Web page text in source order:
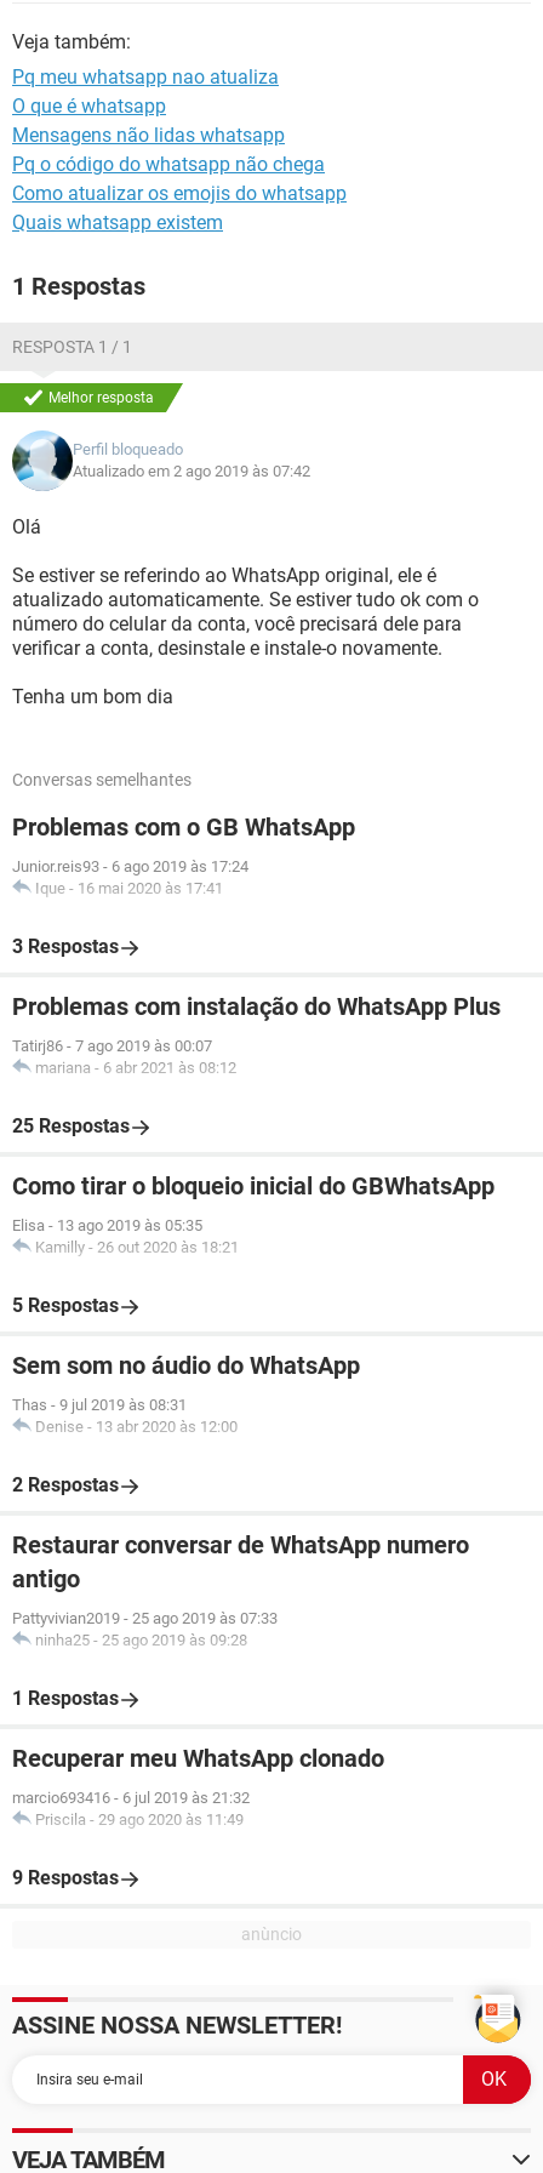
Veja também:
Pq meu whatsapp nao atualiza
O que é whatsapp
Mensagens não lidas whatsapp
Pq o código do whatsapp não chega
Como atualizar os emojis do whatsapp
Quais whatsapp existem
1 Respostas
RESPOSTA 1 / 1
Melhor resposta
Perfil bloqueado
Atualizado em 2 ago 2019 às 07:42
Olá
Se estiver se referindo ao WhatsApp original, ele é
atualizado automaticamente. Se estiver tudo ok com o
número do celular da conta, você precisará dele para
verificar a conta, desinstale e instale-o novamente.
Tenha um bom dia
Conversas semelhantes
Problemas com o GB WhatsApp
Junior.reis93 - 6 ago 2019 às 17:24
Ique - 16 mai 2020 às 17:41
3 Respostas
Problemas com instalação do WhatsApp Plus
Tatirj86 - 7 ago 2019 às 00:07
mariana - 6 abr 2021 às 08:12
25 Respostas
Como tirar o bloqueio inicial do GBWhatsApp
Elisa - 13 ago 2019 às 05:35
Kamilly - 26 out 2020 às 18:21
5 Respostas
Sem som no áudio do WhatsApp
Thas - 9 jul 2019 às 08:31
Denise - 13 abr 2020 às 12:00
2 Respostas
Restaurar conversar de WhatsApp numero
antigo
Pattyvivian2019 - 25 ago 2019 às 07:33
ninha25 - 25 ago 2019 às 09:28
1 Respostas
Recuperar meu WhatsApp clonado
marcio693416 - 6 jul 2019 às 21:32
Priscila - 29 ago 2020 às 11:49
9 Respostas
ASSINE NOSSA NEWSLETTER!
VEJA TAMBÉM